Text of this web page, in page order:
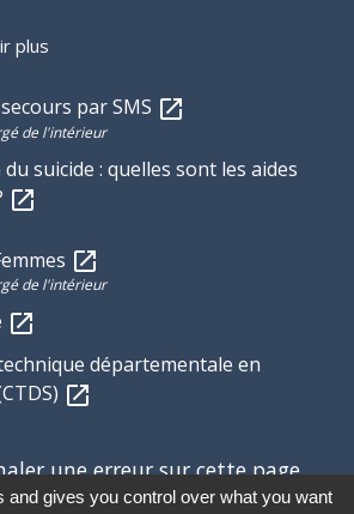
plus
par SMS open_in_new
de l'intérieur
suicide : quelles sont les aides
open_in_new
open_in_new
de l'intérieur
open_in_new
départementale en
open_in_new
une erreur sur cette page
and gives you control over what you want